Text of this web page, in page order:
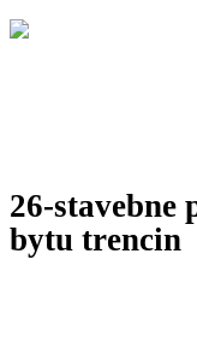
26-stavebne
bytu trencin